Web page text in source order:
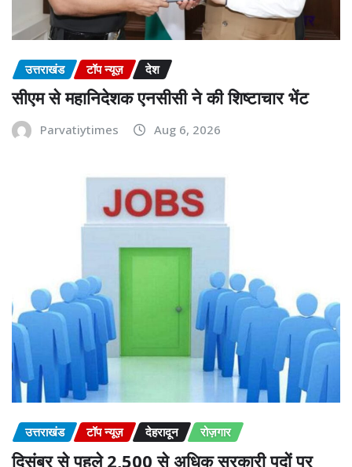
उत्तराखंड टॉप न्यूज़ देश
सीएम से महानिदेशक एनसीसी ने की शिष्टाचार भेंट
Parvatiytimes Aug 6, 2026
उत्तराखंड टॉप न्यूज़ देहरादून रोज़गार
दिसंबर से पहले 2,500 से अधिक सरकारी पदों पर